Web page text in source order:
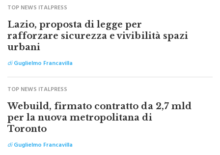
TOP NEWS ITALPRESS
Lazio, proposta di legge per
rafforzare sicurezza e vivibilità spazi
urbani
diGuglielmo Francavilla
TOP NEWS ITALPRESS
Webuild, firmato contratto da 2,7 mld
per la nuova metropolitana di
Toronto
diGuglielmo Francavilla